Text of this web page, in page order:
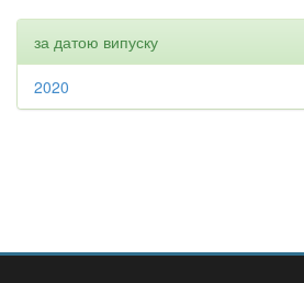
за датою випуску
2020